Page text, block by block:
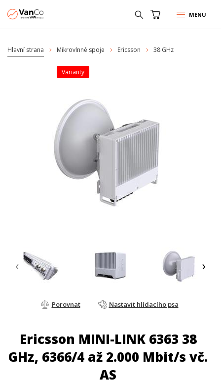
MENU
Hlavní strana Mikrovlnné spoje Ericsson 38 GHz
varianty
‹ ›
Porovnat Nastavit hlídacího psa
Ericsson MINI-LINK 6363 38
GHz, 6366/4 až 2.000 Mbit/s vč.
AS